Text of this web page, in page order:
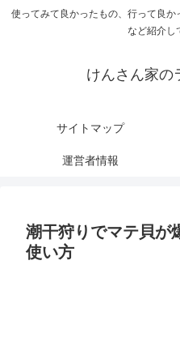
使ってみて良かったもの、行って良
など紹介し
けんさん家の
サイトマップ
運営者情報
潮干狩りでマテ貝が
使い方